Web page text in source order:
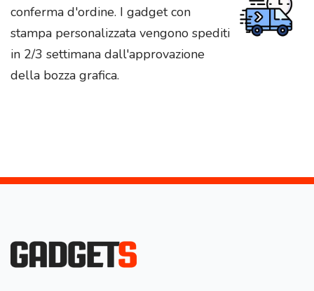
conferma d'ordine. I gadget con
stampa personalizzata vengono spediti
in 2/3 settimana dall'approvazione
della bozza grafica.